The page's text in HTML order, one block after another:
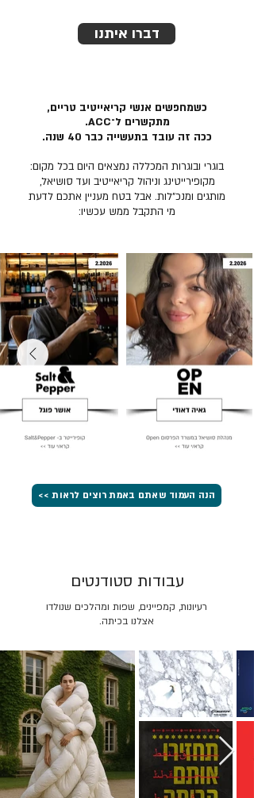
דברו איתנו
כשמחפשים אנשי קריאייטיב טריים,
מתקשרים ל־ACC.
ככה זה עובד בתעשייה כבר 40 שנה.
בוגרי ובוגרות המכללה נמצאים היום בכל מקום:
מקופירייטינג וניהול קריאייטיב ועד סושיאל,
מותגים ומנכ״לות. אבל בטח מעניין אתכם לדעת
מי התקבל ממש עכשיו:
הנה העמוד שאתם באמת רוצים לראות >>
רעיונות, קמפיינים, שפות ומהלכים שנולדו
אצלנו בכיתה.
עבודות סטודנטים